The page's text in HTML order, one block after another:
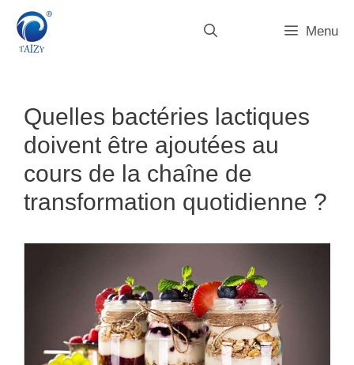
Aller
contenu
Menu
Quelles bactéries lactiques
doivent être ajoutées au
cours de la chaîne de
transformation quotidienne ?